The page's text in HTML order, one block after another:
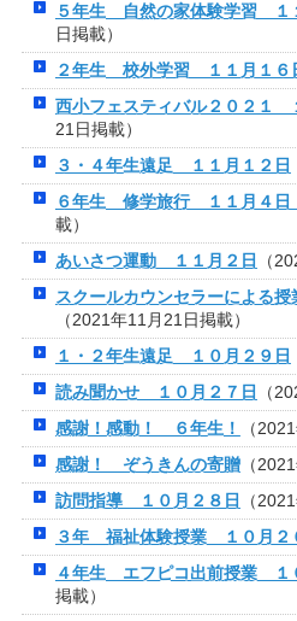
５年生 自然の家体験学習 １
日掲載）
２年生 校外学習 １１月１６
西小フェスティバル２０２１
21日掲載）
３・４年生遠足 １１月１２日
６年生 修学旅行 １１月４日
載）
あいさつ運動 １１月２日
（
スクールカウンセラーによる
（2021年11月21日掲載）
１・２年生遠足 １０月２９日
読み聞かせ １０月２７日
（
感謝！感動！ ６年生！
（
感謝！ ぞうきんの寄贈（2021
訪問指導 １０月２８日
（
３年 福祉体験授業 １０月２
４年生 エフピコ出前授業 １
掲載）